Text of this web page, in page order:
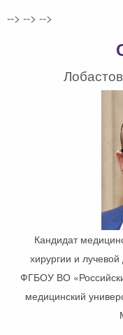
--> --> -->
Кандидат
хирургии и
ФГБОУ ВО
медицинский